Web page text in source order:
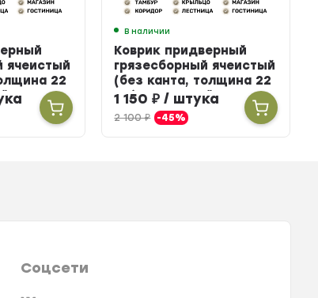
ячеистый
22
80 х 120
В наличии
Коврик придверный
грязесборный ячеистый
(без канта, толщина 22
мм) резиновый, 50 х 100
см
1 150₽ / штука
2 100₽ -45%
Соцсети